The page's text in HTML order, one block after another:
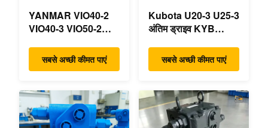
YANMAR VIO40-2
VIO40-3 VIO50-2
VIO55-3 मुख्य
हाइड्रोलिक पंप OEM
16023 B0600-16017
मिनी खुदाई
सबसे अच्छी कीमत पाएं
Kubota U20-3 U25-3
अंतिम ड्राइव KYB
OEM ट्रैवल मोटर
B0240-18076
RB559-61290
RC157-78000 मिनी
खुदाई भागों के लिए
सबसे अच्छी कीमत पाएं